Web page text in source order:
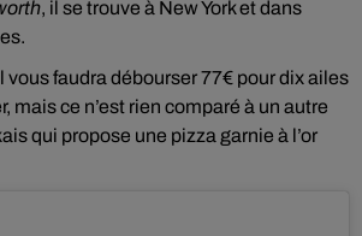
, il se trouve à New York et dans
vous faudra débourser 77€ pour dix ailes
mais ce n’est rien comparé à un autre
qui propose une pizza garnie à l’or